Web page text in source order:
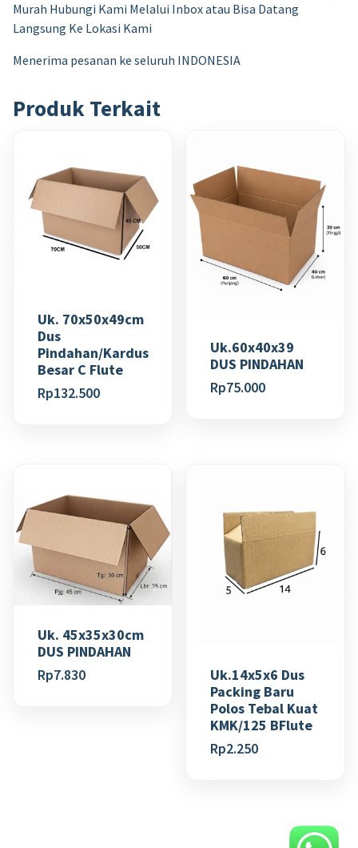
Murah Hubungi Kami Melalui Inbox atau Bisa Datang
Langsung Ke Lokasi Kami
Menerima pesanan ke seluruh INDONESIA
Produk Terkait
Uk. 70x50x49cm
Dus
Pindahan/Kardus
Besar C Flute
Rp132.500
Uk.60x40x39
DUS PINDAHAN
Rp75.000
Uk. 45x35x30cm
DUS PINDAHAN
Rp7.830
Uk.14x5x6 Dus
Packing Baru
Polos Tebal Kuat
KMK/125 BFlute
Rp2.250